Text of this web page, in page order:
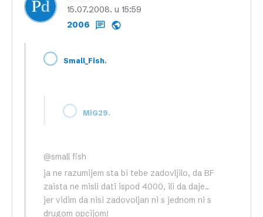
15.07.2008. u 15:59
2006
Small_Fish,
MiG29,
@small fish
ja ne razumijem sta bi tebe zadovljilo, da BF
zaista ne misli dati ispod 4000, ili da daje..
jer vidim da nisi zadovoljan ni s jednom ni s
drugom opcijom!